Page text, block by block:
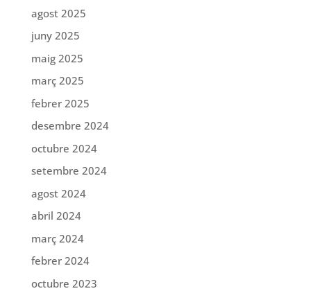
agost 2025
juny 2025
maig 2025
març 2025
febrer 2025
desembre 2024
octubre 2024
setembre 2024
agost 2024
abril 2024
març 2024
febrer 2024
octubre 2023